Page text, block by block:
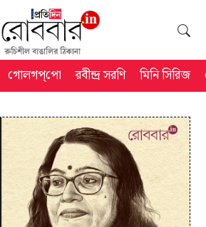
গোলগপ্‌পো রবীন্দ্র সরণি মিনি সিরিজ